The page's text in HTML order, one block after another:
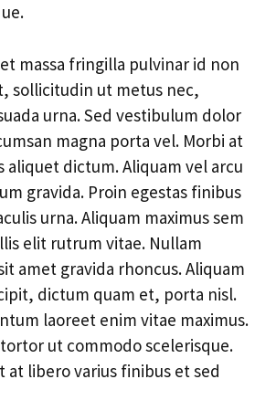
massa fringilla pulvinar id non
sollicitudin ut metus nec,
urna. Sed vestibulum dolor
magna porta vel. Morbi at
aliquet dictum. Aliquam vel arcu
gravida. Proin egestas finibus
urna. Aliquam maximus sem
elit rutrum vitae. Nullam
amet gravida rhoncus. Aliquam
dictum quam et, porta nisl.
laoreet enim vitae maximus.
ut commodo scelerisque.
at libero varius finibus et sed